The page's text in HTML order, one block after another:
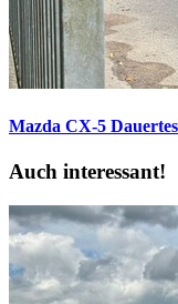
Mazda CX-5
Auch interessant!